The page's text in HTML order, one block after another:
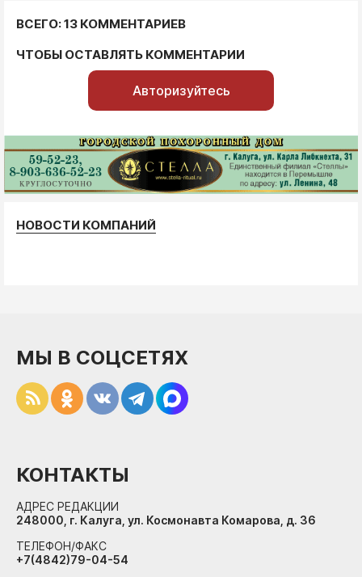
ВСЕГО: 13 КОММЕНТАРИЕВ
ЧТОБЫ ОСТАВЛЯТЬ КОММЕНТАРИИ
Авторизуйтесь
НОВОСТИ КОМПАНИЙ
МЫ В СОЦСЕТЯХ
КОНТАКТЫ
АДРЕС РЕДАКЦИИ
248000, г. Калуга, ул. Космонавта Комарова, д. 36
ТЕЛЕФОН/ФАКС
+7(4842)79-04-54